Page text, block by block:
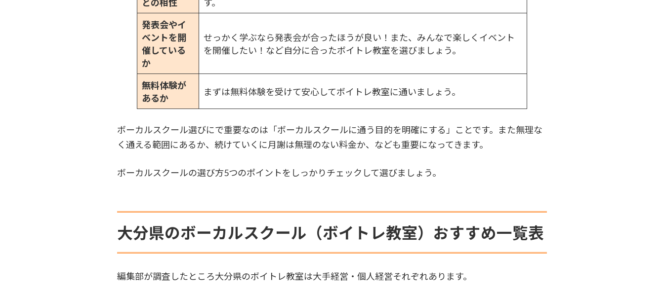
との相性
す。
発表会やイ
ベントを開
催している
か
せっかく学ぶなら発表会が合ったほうが良い！また、みんなで楽しくイベント
を開催したい！など自分に合ったボイトレ教室を選びましょう。
無料体験が
あるか
まずは無料体験を受けて安心してボイトレ教室に通いましょう。
ボーカルスクール選びにで重要なのは「ボーカルスクールに通う目的を明確にする」ことです。また無理な
く通える範囲にあるか、続けていくに月謝は無理のない料金か、なども重要になってきます。
ボーカルスクールの選び方5つのポイントをしっかりチェックして選びましょう。
大分県のボーカルスクール（ボイトレ教室）おすすめ一覧表
編集部が調査したところ大分県のボイトレ教室は大手経営・個人経営それぞれあります。